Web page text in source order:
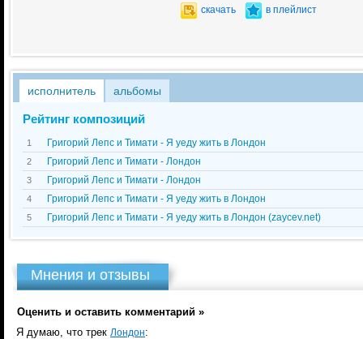
скачать в плейлист
исполнитель альбомы
Рейтинг композиций
1 Григорий Лепс и Тимати - Я уеду жить в Лондон
2 Григорий Лепс и Тимати - Лондон
3 Григорий Лепс и Тимати - Лондон
4 Григорий Лепс и Тимати - Я уеду жить в Лондон
5 Григорий Лепс и Тимати - Я уеду жить в Лондон (zaycev.net)
Мнения и отзывы
Оценить и оставить комментарий »
Я думаю, что трек Лондон: